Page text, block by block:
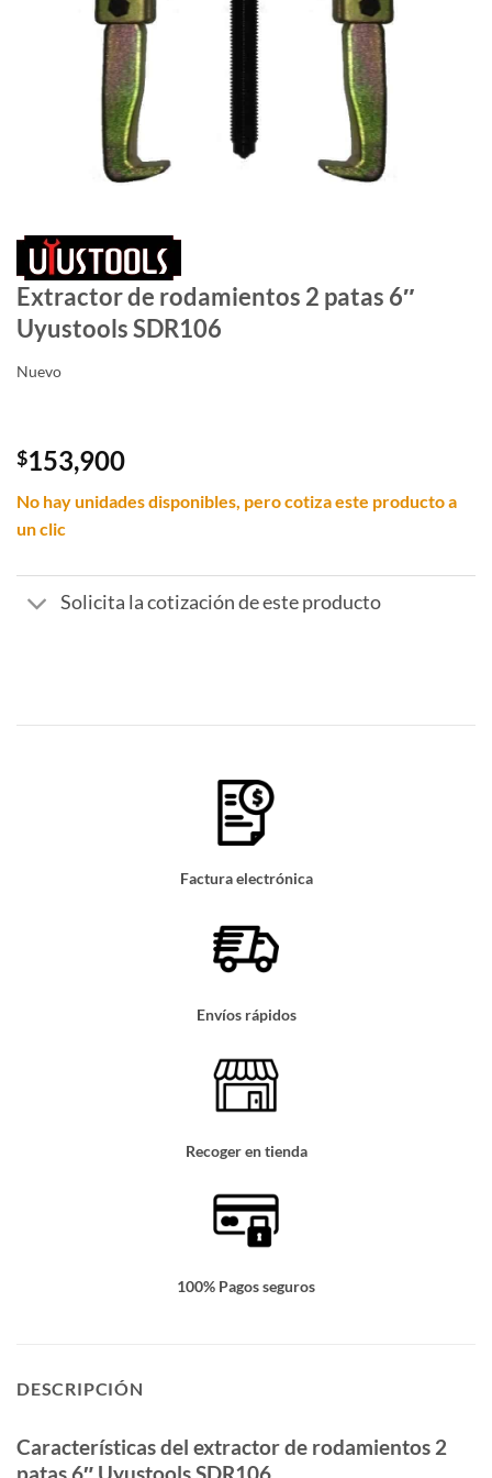
Extractor de rodamientos 2 patas 6″
Uyustools SDR106
Nuevo
$153,900
No hay unidades disponibles, pero cotiza este producto a
un clic
Solicita la cotización de este producto
Factura electrónica
Envíos rápidos
Recoger en tienda
100% Pagos seguros
DESCRIPCIÓN
Características del extractor de rodamientos 2